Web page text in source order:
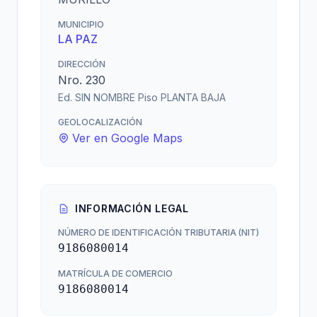
MUNICIPIO
LA PAZ
DIRECCIÓN
Nro. 230
Ed. SIN NOMBRE Piso PLANTA BAJA
GEOLOCALIZACIÓN
Ver en Google Maps
INFORMACIÓN LEGAL
NÚMERO DE IDENTIFICACIÓN TRIBUTARIA (NIT)
9186080014
MATRÍCULA DE COMERCIO
9186080014